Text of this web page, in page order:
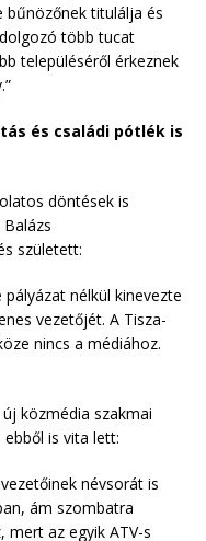
bűnözőnek titulálja és
több tucat
településéről érkeznek
és családi pótlék is
döntések is
született:
nélkül kinevezte
vezetőjét. A Tisza-
nincs a médiához.
közmédia szakmai
is vita lett:
névsorát is
ám szombatra
mert az egyik ATV-s